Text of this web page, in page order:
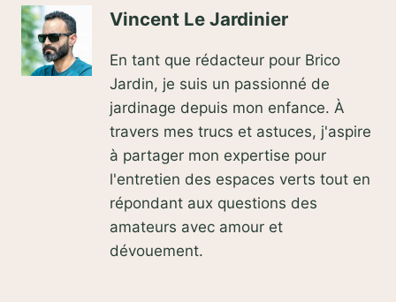
Vincent Le Jardinier
En tant que rédacteur pour Brico
Jardin, je suis un passionné de
jardinage depuis mon enfance. À
travers mes trucs et astuces, j'aspire
à partager mon expertise pour
l'entretien des espaces verts tout en
répondant aux questions des
amateurs avec amour et
dévouement.